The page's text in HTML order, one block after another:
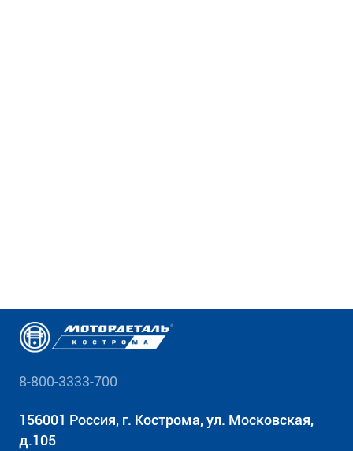
8-800-3333-700
156001 Россия, г. Кострома, ул. Московская,
д.105